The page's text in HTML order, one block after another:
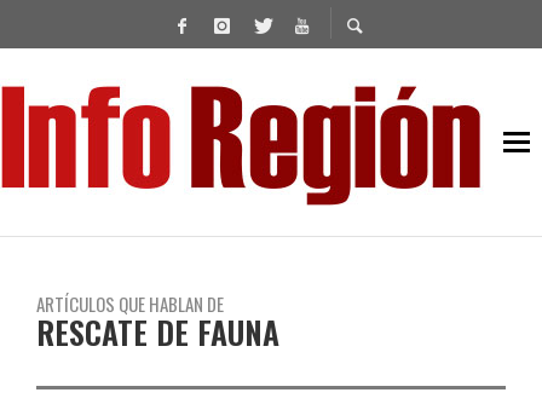
ARTÍCULOS QUE HABLAN DE
RESCATE DE FAUNA